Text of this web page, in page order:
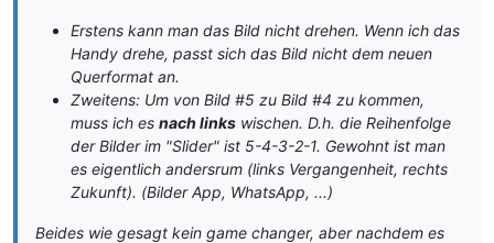
Erstens kann man das Bild nicht drehen. Wenn ich das
Handy drehe, passt sich das Bild nicht dem neuen
Querformat an.
Zweitens: Um von Bild #5 zu Bild #4 zu kommen,
muss ich es nach links wischen. D.h. die Reihenfolge
der Bilder im "Slider" ist 5-4-3-2-1. Gewohnt ist man
es eigentlich andersrum (links Vergangenheit, rechts
Zukunft). (Bilder App, WhatsApp, ...)
Beides wie gesagt kein game changer, aber nachdem es